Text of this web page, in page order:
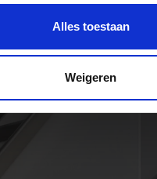
Alles toestaan
Weigeren